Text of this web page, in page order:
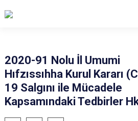
2020-91 Nolu İl Umumi
Hıfzıssıhha Kurul Kararı
19 Salgını ile Mücadele
Kapsamındaki Tedbirler